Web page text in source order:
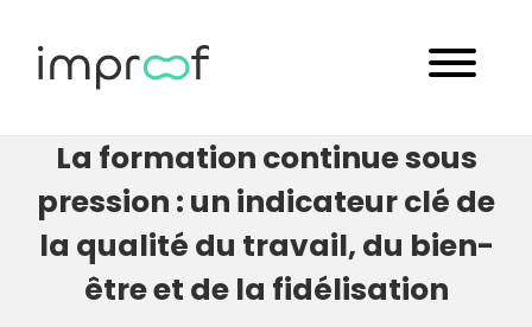
La formation continue sous
pression : un indicateur clé de
la qualité du travail, du bien-
être et de la fidélisation